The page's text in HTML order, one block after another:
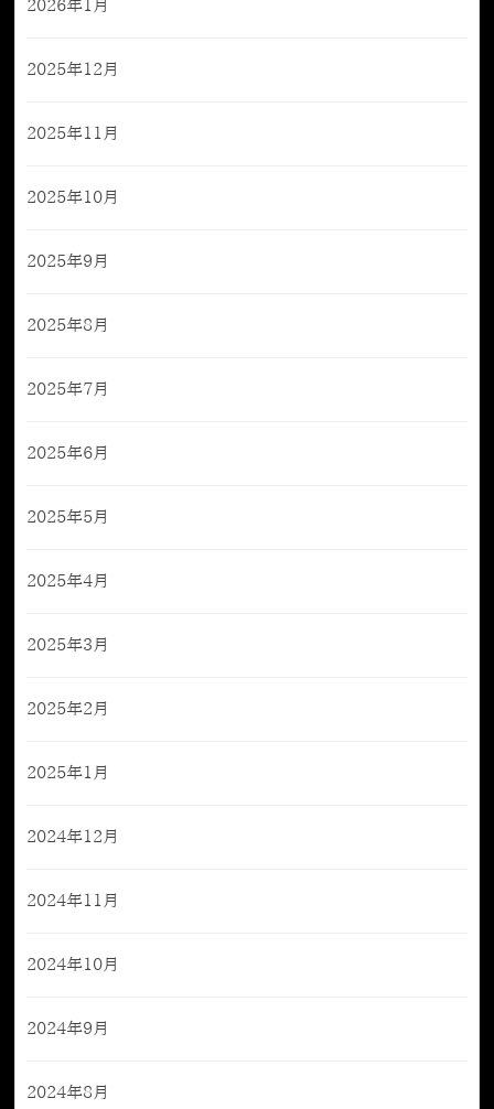
2026年1月
2025年12月
2025年11月
2025年10月
2025年9月
2025年8月
2025年7月
2025年6月
2025年5月
2025年4月
2025年3月
2025年2月
2025年1月
2024年12月
2024年11月
2024年10月
2024年9月
2024年8月